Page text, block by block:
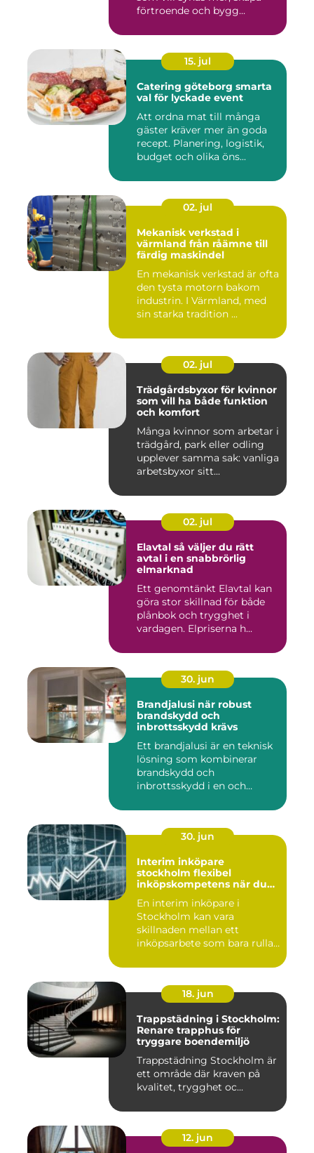
förtroende och bygg...
15. jul
Catering göteborg smarta
val för lyckade event
Att ordna mat till många
gäster kräver mer än goda
recept. Planering, logistik,
budget och olika öns...
02. jul
Mekanisk verkstad i
värmland från råämne till
färdig maskindel
En mekanisk verkstad är ofta
den tysta motorn bakom
industrin. I Värmland, med
sin starka tradition ...
02. jul
Trädgårdsbyxor för kvinnor
som vill ha både funktion
och komfort
Många kvinnor som arbetar i
trädgård, park eller odling
upplever samma sak: vanliga
arbetsbyxor sitt...
02. jul
Elavtal så väljer du rätt
avtal i en snabbrörlig
elmarknad
Ett genomtänkt Elavtal kan
göra stor skillnad för både
plånbok och trygghet i
vardagen. Elpriserna h...
30. jun
Brandjalusi när robust
brandskydd och
inbrottsskydd krävs
Ett brandjalusi är en teknisk
lösning som kombinerar
brandskydd och
inbrottsskydd i en och
30. jun
Interim inköpare
stockholm flexibel
inköpskompetens när du
En interim inköpare i
Stockholm kan vara
skillnaden mellan ett
inköpsarbete som bara rullar
18. jun
Trappstädning i Stockholm:
Renare trapphus för
tryggare boendemiljö
Trappstädning Stockholm är
ett område där kraven på
kvalitet, trygghet oc...
12. jun